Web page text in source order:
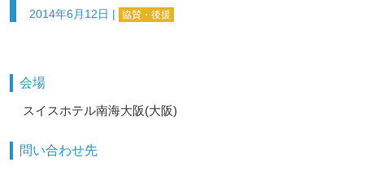
2014年6月12日 | 協賛・後援
会場
スイスホテル南海大阪(大阪)
問い合わせ先